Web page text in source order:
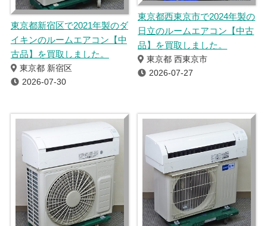
東京都新宿区で2021年製のダ
イキンのルームエアコン【中
古品】を買取しました。
東京都 新宿区
2026-07-30
東京都西東京市で2024年製の
日立のルームエアコン【中古
品】を買取しました。
東京都 西東京市
2026-07-27